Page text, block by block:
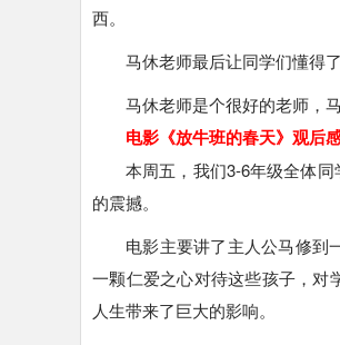
西。
马休老师最后让同学们懂得
马休老师是个很好的老师，
电影《放牛班的春天》观后
本周五，我们3-6年级全体
的震撼。
电影主要讲了主人公马修到
一颗仁爱之心对待这些孩子，对
人生带来了巨大的影响。